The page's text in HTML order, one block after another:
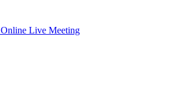
Online Live Meeting